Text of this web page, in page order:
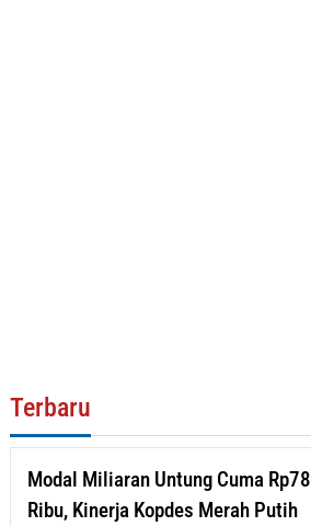
Terbaru
Modal Miliaran Untung Cuma Rp78
Ribu, Kinerja Kopdes Merah Putih